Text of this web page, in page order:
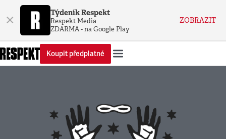
× Týdeník Respekt
Respekt Media
ZDARMA - na Google Play
ZOBRAZIT
Koupit předplatné